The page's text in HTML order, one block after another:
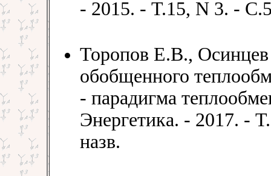
- 2015. - Т.15, N 3. -
Торопов Е.В.,
обобщенного
- парадигма
Энергетика. - 2017. -
назв.